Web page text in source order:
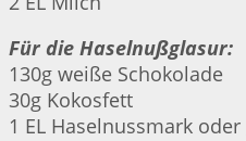
Für die Haselnußglasur:
130g weiße Schokolade
30g Kokosfett
1 EL Haselnussmark oder